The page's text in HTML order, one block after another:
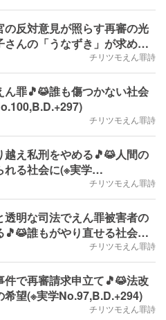
の反対意見が照らす再審の光
さんの「うなずき」が求める
(※実学No.101,2025/6/30(月)
チリツモえん罪詩
ん罪🎵😹誰も傷つかない社会
チリツモえん罪詩
越え私刑をやめる🎵😹人間の
れる社会に(※実学
チリツモえん罪詩
透明な司法でえん罪被害者の
🎵😹誰もがやり直せる社会へ
チリツモえん罪詩
件で再審請求申立て🎵😹法改
希望(※実学No.97,B.D.+294)
チリツモえん罪詩